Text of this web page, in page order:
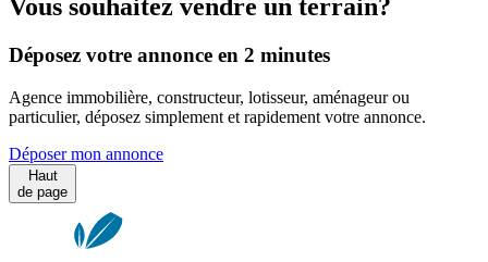
Vous souhaitez vendre un terrain?
Déposez votre annonce en 2 minutes
Agence immobilière, constructeur, lotisseur, aménageur ou
particulier, déposez simplement et rapidement votre annonce.
Déposer mon annonce
Haut
de page